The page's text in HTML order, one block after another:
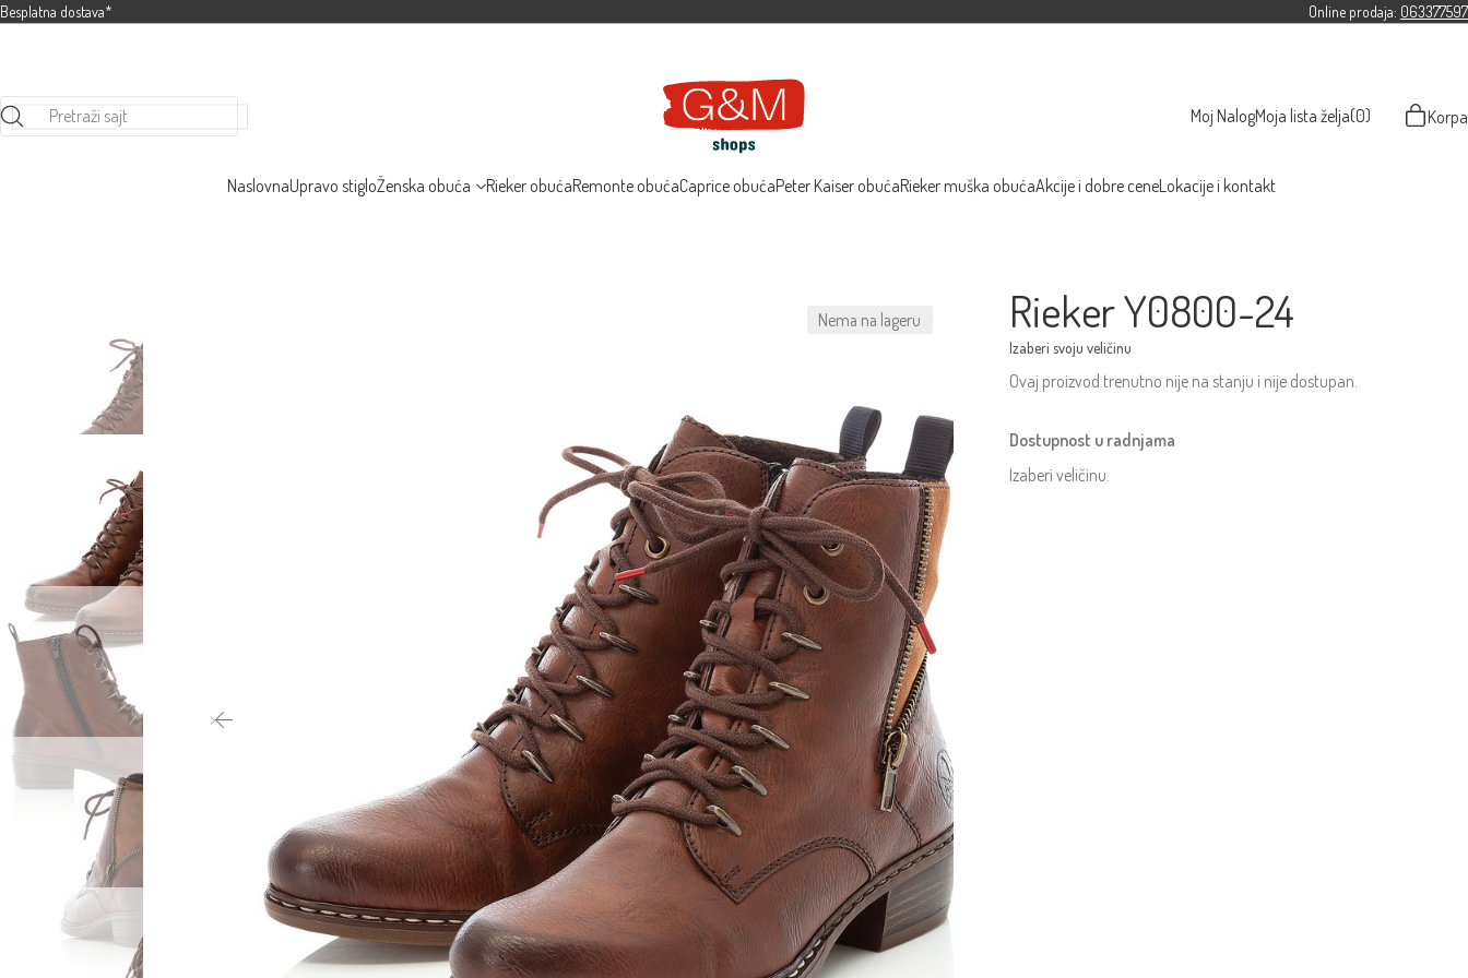
Besplatna dostava* Online prodaja: 063377597
Pretraži sajt Moj NalogMoja lista želja(0) Korpa
NaslovnaUpravo stigloŽenska obuća Rieker obućaRemonte obućaCaprice obućaPeter Kaiser obućaRieker muška obućaAkcije i dobre ceneLokacije i kontakt
Nema na lageru Rieker Y0800-24
Ovaj proizvod trenutno nije na stanju i nije dostupan.
Dostupnost u radnjama
Izaberi veličinu.